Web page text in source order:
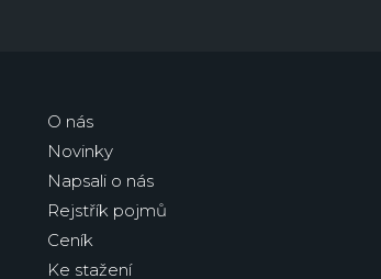
O nás
Novinky
Napsali o nás
Rejstřík pojmů
Ceník
Ke stažení